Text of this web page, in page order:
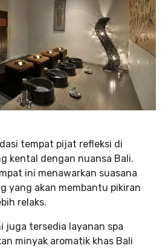
tempat pijat refleksi di
kental dengan nuansa Bali.
ini menawarkan suasana
yang akan membantu pikiran
relaks.
juga tersedia layanan spa
minyak aromatik khas Bali